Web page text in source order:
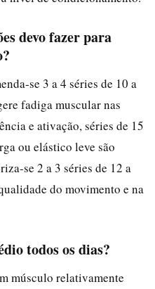
devo fazer para
se 3 a 4 séries de 10 a
fadiga muscular nas
e ativação, séries de 15
ou elástico leve são
se 2 a 3 séries de 12 a
do movimento e na
todos os dias?
músculo relativamente